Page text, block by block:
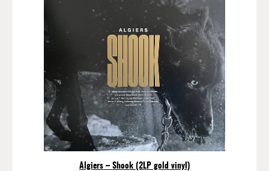
Algiers – Shook (2LP gold vinyl)